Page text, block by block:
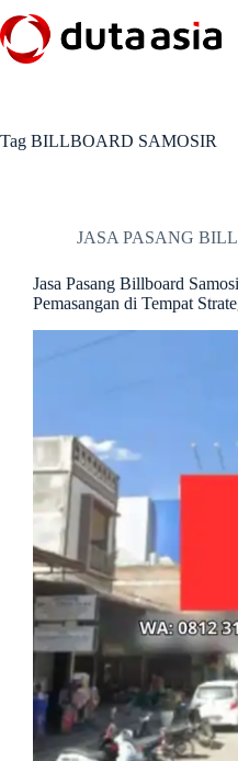
to
content
Tag BILLBOARD SAMOSIR
JASA PASANG
Jasa Pasang Billboard
Pemasangan di Tempat